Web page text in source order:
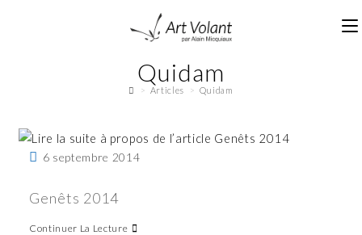
Quidam
> Articles > Quidam
6 septembre 2014
Genêts 2014
Continuer La Lecture